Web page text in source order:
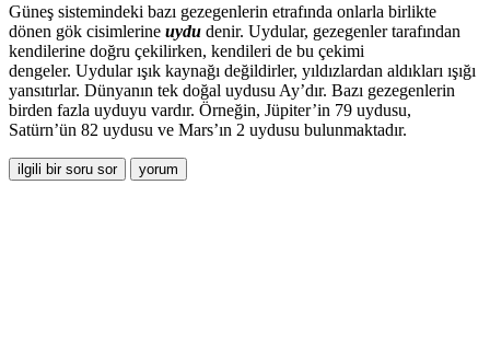
Güneş sistemindeki bazı gezegenlerin etrafında onlarla birlikte
dönen gök cisimlerine uydu denir. Uydular, gezegenler tarafından
kendilerine doğru çekilirken, kendileri de bu çekimi
dengeler. Uydular ışık kaynağı değildirler, yıldızlardan aldıkları ışığı
yansıtırlar. Dünyanın tek doğal uydusu Ay’dır. Bazı gezegenlerin
birden fazla uyduyu vardır. Örneğin, Jüpiter’in 79 uydusu,
Satürn’ün 82 uydusu ve Mars’ın 2 uydusu bulunmaktadır.